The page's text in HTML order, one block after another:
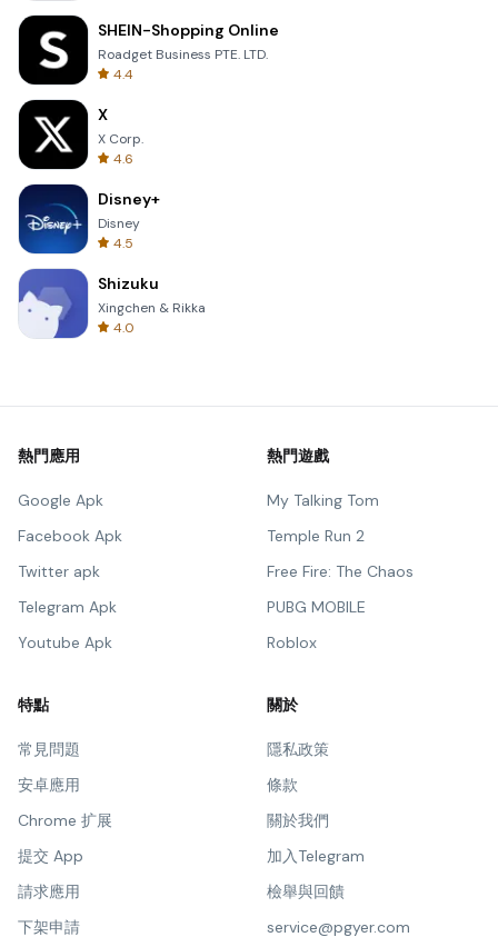
SHEIN-Shopping Online
Roadget Business PTE. LTD.
4.4
X
X Corp.
4.6
Disney+
Disney
4.5
Shizuku
Xingchen & Rikka
4.0
熱門應用
Google Apk
Facebook Apk
Twitter apk
Telegram Apk
Youtube Apk
熱門遊戲
My Talking Tom
Temple Run 2
Free Fire: The Chaos
PUBG MOBILE
Roblox
特點
常見問題
安卓應用
Chrome 扩展
提交 App
請求應用
下架申請
關於
隱私政策
條款
關於我們
加入Telegram
檢舉與回饋
service@pgyer.com